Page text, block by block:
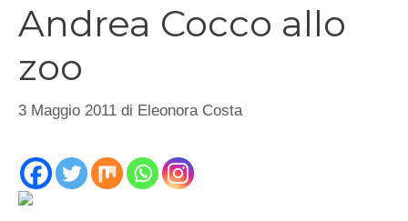
Andrea Cocco allo
zoo
3 Maggio 2011 di Eleonora Costa